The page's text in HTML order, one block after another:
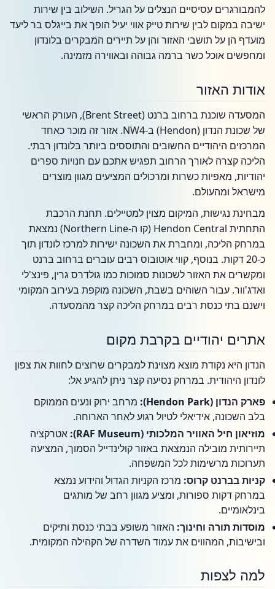
להמבורגרים עסיסיים הנצלים על הגריל. השילוב בין שירות
ישיבה במקום לבין שירות טייק אווי יעיל הופך את בייגלס בר ליעד
מועדף הן על תושבי האזור והן על תיירים המבקרים בלונדון
ומחפשים אוכל כשר ברמה גבוהה ובאווירה מזמינה.
אודות האזור
המסעדה שוכנת ברחוב ברנט (Brent Street), העורק הראשי
של שכונת הנדון (Hendon) ב-NW4. אזור זה מוכר כאחד
המרכזים היהודיים החשובים והתוססים ביותר בלונדון רבתי.
הליכה קצרה לאורך הרחוב תפגיש אתכם עם חנויות ספרים
יהודיות, מאפיות כשרות ומרכולים המציעים מגוון מוצרים
מישראל ומהעולם.
מבחינת נגישות, המיקום מצוין למטיילים. תחנת הרכבת
התחתית Hendon Central (קו ה-Northern Line) נמצאת
במרחק הליכה, ומחברת את השכונה ישירות למרכז לונדון תוך
כ-20 דקות. בנוסף, קווי אוטובוס רבים עוברים ברחוב ברנט
ומקשרים את האזור לשכונות סמוכות כמו גולדרס גרין, פינצ'לי
ואדג'וור. עבור השוהים בשבת, השכונה מוקפת בעירוב המקומי
וישנם בתי כנסת רבים במרחק הליכה קצר מהמסעדה.
אתרים יהודיים בקרבת מקום
הנדון היא נקודת מוצא מצוינת למבקרים שרוצים לחוות את צפון
לונדון היהודית. במרחק נסיעה קצר ניתן להגיע אל:
פארק הנדון (Hendon Park):
מרחב ירוק ונעים הממוקם
בלב השכונה, אידיאלי לטיול רגוע לאחר הארוחה.
מוזיאון חיל האוויר המלכותי (RAF Museum):
אטרקציה
תיירותית מובילה הנמצאת באזור קולינדייל הסמוך, המציעה
תערוכות מרשימות לכל המשפחה.
קניות בברנט קרוס: מרכז הקניות הגדול והידוע נמצא
במרחק דקות ספורות, ומציע מגוון רחב של מותגים
בינלאומיים.
מוסדות תורה וחינוך: האזור משופע בבתי כנסת ותיקים
ובישיבות, המהווים את עמוד השדרה של הקהילה המקומית.
למה לצפות